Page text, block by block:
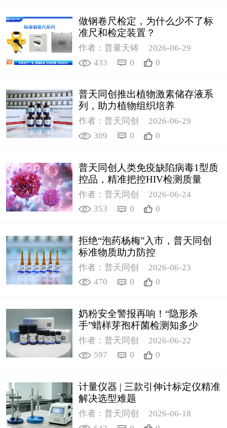
做钢卷尺检定，为什么少不了标
准尺和检定装置？
作者：普量天铸
2026-06-29
433
0 0
普天同创推出植物激素储存液系
列，助力植物组织培养
作者：普天同创
2026-06-29
309
0 0
普天同创人类免疫缺陷病毒1型质
控品，精准把控HIV检测质量
作者：普天同创
2026-06-24
353
0 0
拒绝“泡药杨梅”入市，普天同创
标准物质助力防控
作者：普天同创
2026-06-23
470
0 0
奶粉安全警报再响！“隐形杀
手”蜡样芽孢杆菌检测知多少
作者：普天同创
2026-06-22
597
0 0
计量仪器 | 三款引伸计标定仪精准
解决选型难题
作者：普天同创
2026-06-18